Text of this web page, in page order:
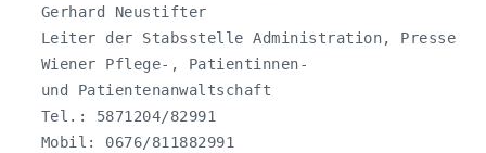
   Gerhard Neustifter
   Leiter der Stabsstelle Administration, Presse
   Wiener Pflege-, Patientinnen-
   und Patientenanwaltschaft
   Tel.: 5871204/82991
   Mobil: 0676/811882991